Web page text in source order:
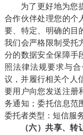
为了更好地为您
合作伙伴处理您的个
要、特定、明确的目
我们会严格限制受托
分的数据安全保障手
照法律法规要求与
议，并履行相关个人
要用户向您发送注册
务通知；委托信息范
委托者类型：短信服
（六）共享、